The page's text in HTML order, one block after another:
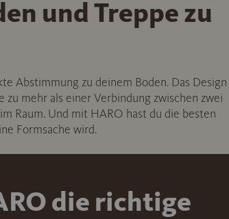
und Treppe zu
Abstimmung zu deinem Boden. Das Design
zu mehr als einer Verbindung zwischen zwei
Raum. Und mit HARO hast du die besten
Formsache wird.
die richtige